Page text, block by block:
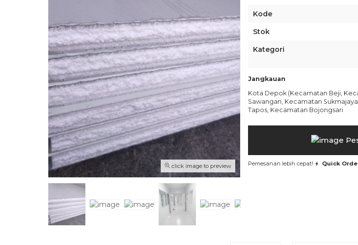
click image to preview
Kode
Stok
Kategori
Jangkauan
Kota Depok (Kecamatan Beji,
Sawangan, Kecamatan
Tapos, Kecamatan Bojongsari
Pemesanan lebih cepat! Quick